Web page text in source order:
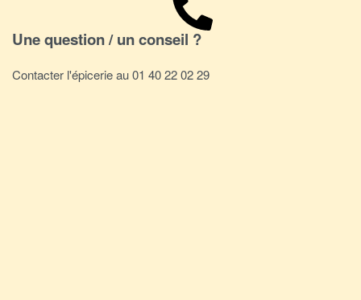
Une question / un conseil ?
Contacter l'épicerie au 01 40 22 02 29